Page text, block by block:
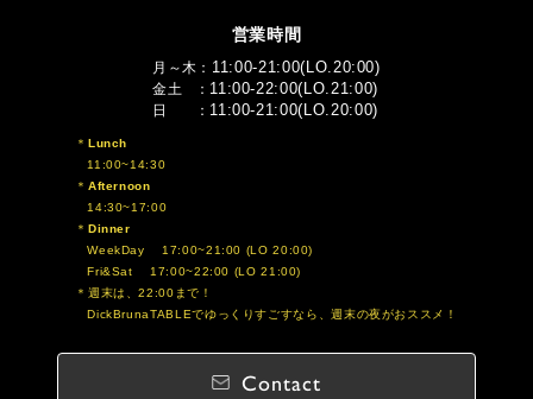
営業時間
月～木 11:00-21:00(LO.20:00)
金土 11:00-22:00(LO.21:00)
日 11:00-21:00(LO.20:00)
Lunch
11:00~14:30
Afternoon
14:30~17:00
Dinner
WeekDay 17:00~21:00 (LO 20:00)
Fri&Sat 17:00~22:00 (LO 21:00)
週末は、22:00まで！
DickBrunaTABLEでゆっくりすごすなら、週末の夜がおススメ！
Contact